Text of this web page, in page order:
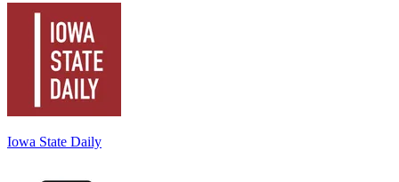
Iowa State Daily